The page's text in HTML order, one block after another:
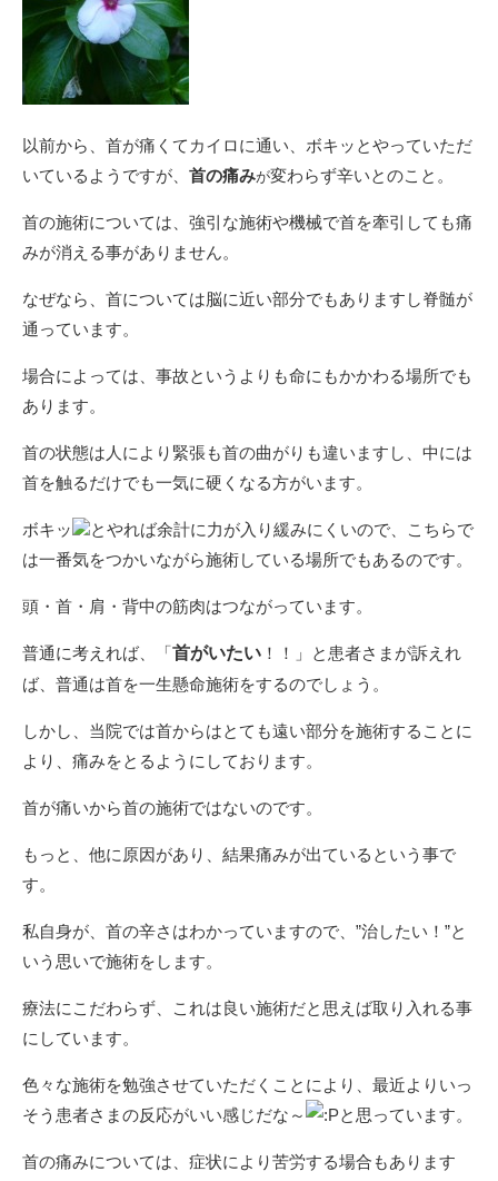
以前から、首が痛くてカイロに通い、ボキッとやっていただ
いているようですが、 首の痛みが変わらず辛いとのこと。
首の施術については、強引な施術や機械で首を牽引しても痛
みが消える事がありません。
なぜなら、首については脳に近い部分でもありますし脊髄が
通っています。
場合によっては、事故というよりも命にもかかわる場所でも
あります。
首の状態は人により緊張も首の曲がりも違いますし、中には
首を触るだけでも一気に硬くなる方がいます。
ボキッ
とやれば余計に力が入り緩みにくいので、こちらで
は一番気をつかいながら施術している場所でもあるのです。
頭・首・肩・背中の筋肉はつながっています。
普通に考えれば、「首がいたい ！！」と患者さまが訴えれ
ば、普通は首を一生懸命施術をするのでしょう。
しかし、当院では首からはとても遠い部分を施術することに
より、痛みをとるようにしております。
首が痛いから首の施術ではないのです。
もっと、他に原因があり、結果痛みが出ているという事で
す。
私自身が、首の辛さはわかっていますので、”治したい！”と
いう思いで施術をします。
療法にこだわらず、これは良い施術だと思えば取り入れる事
にしています。
色々な施術を勉強させていただくことにより、最近よりいっ
そう患者さまの反応がいい感じだな～
と思っています。
首の痛みについては、症状により苦労する場合もあります